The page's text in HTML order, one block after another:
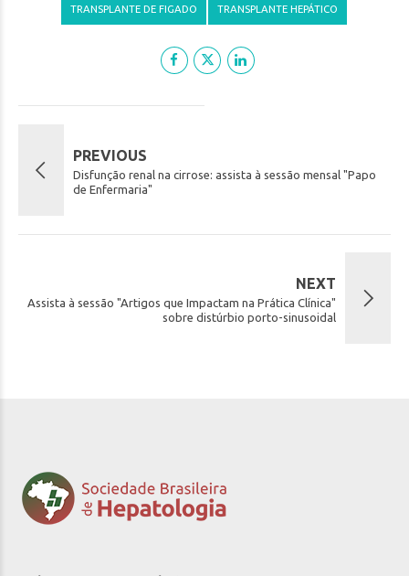
TRANSPLANTE DE FIGADO TRANSPLANTE HEPÁTICO
PREVIOUS
Disfunção renal na cirrose: assista à sessão mensal "Papo
de Enfermaria"
NEXT
Assista à sessão "Artigos que Impactam na Prática Clínica"
sobre distúrbio porto-sinusoidal